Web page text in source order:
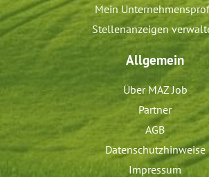
Mein
Stellenanzeigen
Allgemein
Über MAZ Job
Partner
AGB
Datenschutzhinweise
Impressum